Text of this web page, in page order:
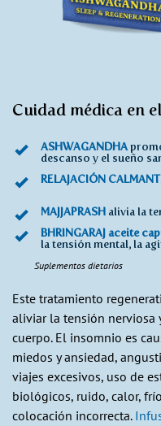
Cuidad médica en
ASHWAGANDHA
descanso y el sueño
RELAJACIÓN
MAJJAPRASH alivia la
BHRINGARAJ aceite
la tensión mental, la
Suplementos dietarios
Este tratamiento
aliviar la tensión nerviosa
cuerpo. El insomnio es
miedos y ansiedad,
viajes excesivos, uso de
biológicos, ruido, calor,
colocación incorrecta.